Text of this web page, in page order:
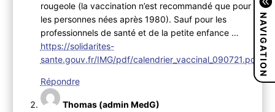
rougeole (la vaccination n’est recommandé que pour
les personnes nées après 1980). Sauf pour les
professionnels de santé et de la petite enfance …
https://solidarites-
sante.gouv.fr/IMG/pdf/calendrier_vaccinal_090721.pdf
Répondre
Thomas (admin MedG)
NAVIGATION